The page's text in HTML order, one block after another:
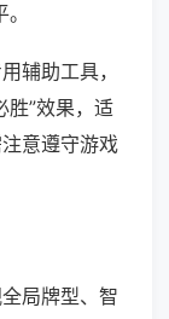
辅助工具，
胜”效果，适
意遵守游戏
局牌型、智